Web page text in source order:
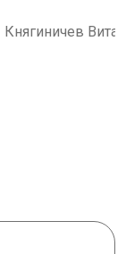
Княгиничев